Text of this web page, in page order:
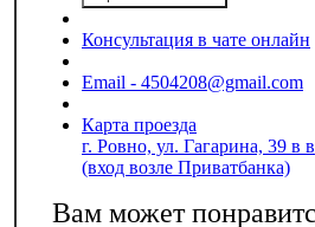
Консультация в чате онлайн
Email - 4504208@gmail.com
Карта проезда
г. Ровно, ул. Гагарина, 39 в в
(вход возле Приватбанка)